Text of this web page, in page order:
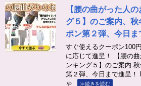
【腰の曲がった人
グ５】のご案内、
ポン第２弾、今日ま
すぐ使えるクーポン100
に応じて進呈！ 【腰の
ンキング５】のご案内
第２弾、今日まで進呈
ゃ
≫続きを読む